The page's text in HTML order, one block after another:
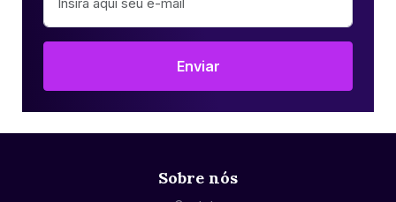
Enviar
Sobre nós